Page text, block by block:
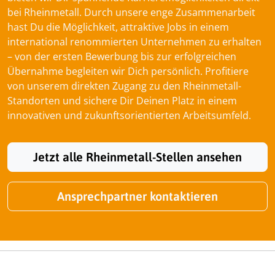
bei Rheinmetall. Durch unsere enge Zusammenarbeit
hast Du die Möglichkeit, attraktive Jobs in einem
international renommierten Unternehmen zu erhalten
– von der ersten Bewerbung bis zur erfolgreichen
Übernahme begleiten wir Dich persönlich. Profitiere
von unserem direkten Zugang zu den Rheinmetall-
Standorten und sichere Dir Deinen Platz in einem
innovativen und zukunftsorientierten Arbeitsumfeld.
Jetzt alle Rheinmetall-Stellen ansehen
Ansprechpartner kontaktieren